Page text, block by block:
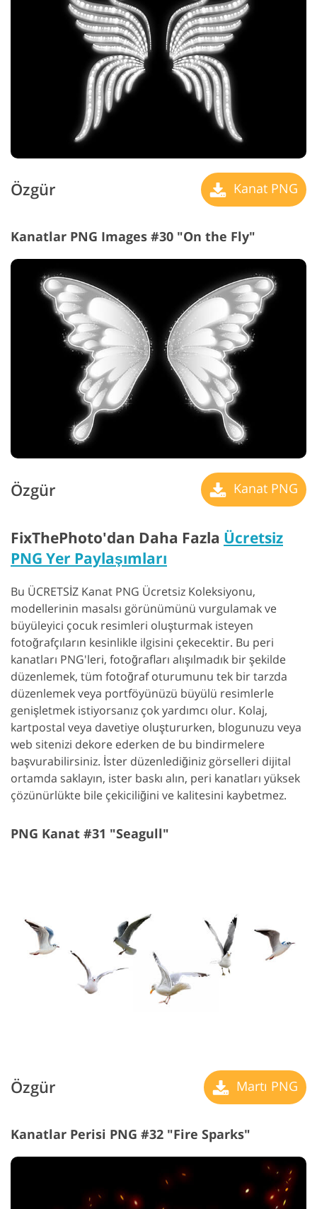
Özgür Kanat PNG
Kanatlar PNG Images #30 "On the Fly"
Özgür Kanat PNG
FixThePhoto'dan Daha Fazla Ücretsiz
PNG Yer Paylaşımları
Bu ÜCRETSİZ Kanat PNG Ücretsiz Koleksiyonu,
modellerinin masalsı görünümünü vurgulamak ve
büyüleyici çocuk resimleri oluşturmak isteyen
fotoğrafçıların kesinlikle ilgisini çekecektir. Bu peri
kanatları PNG'leri, fotoğrafları alışılmadık bir şekilde
düzenlemek, tüm fotoğraf oturumunu tek bir tarzda
düzenlemek veya portföyünüzü büyülü resimlerle
genişletmek istiyorsanız çok yardımcı olur. Kolaj,
kartpostal veya davetiye oluştururken, blogunuzu veya
web sitenizi dekore ederken de bu bindirmelere
başvurabilirsiniz. İster düzenlediğiniz görselleri dijital
ortamda saklayın, ister baskı alın, peri kanatları yüksek
çözünürlükte bile çekiciliğini ve kalitesini kaybetmez.
PNG Kanat #31 "Seagull"
Özgür Martı PNG
Kanatlar Perisi PNG #32 "Fire Sparks"